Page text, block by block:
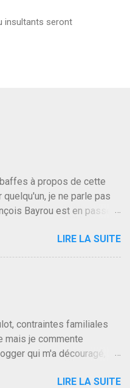
insultants seront
à propos de cette
je ne parle pas
Bayrou est en passe
sinon il serait candidat
presque sincères
en Normandie. Bayrou
LIRE LA SUITE
contraintes familiales
mais je commente
qui m'a découragé,
des troupes de Kim Mes
LIRE LA SUITE